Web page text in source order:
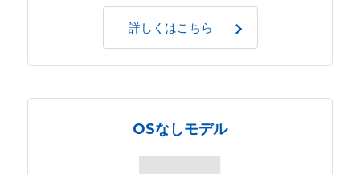
詳しくはこちら
OSなしモデル